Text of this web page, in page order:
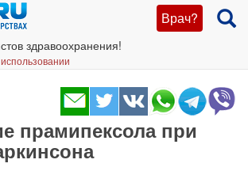
Врач?
здравоохранения!
прамипексола при